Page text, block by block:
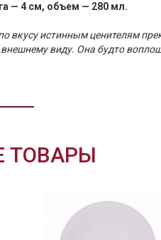
— 4 см, объем — 280 мл.
вкусу истинным ценителям
виду. Она будто
ТОВАРЫ